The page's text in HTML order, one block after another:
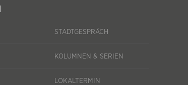
STADTGESPRÄCH
KOLUMNEN & SERIEN
LOKALTERMIN